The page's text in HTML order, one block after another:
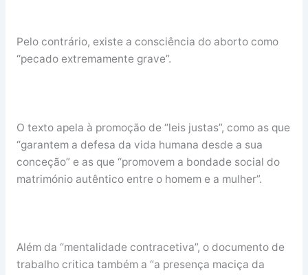
Pelo contrário, existe a consciência do aborto como
“pecado extremamente grave”.
O texto apela à promoção de “leis justas”, como as que
“garantem a defesa da vida humana desde a sua
conceção” e as que “promovem a bondade social do
matrimónio autêntico entre o homem e a mulher”.
Além da “mentalidade contracetiva”, o documento de
trabalho critica também a “a presença maciça da